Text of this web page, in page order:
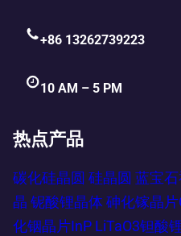
+86 13262739223
10 AM – 5 PM
热点产品
碳化硅晶圆 硅晶圆 蓝宝
晶 铌酸锂晶体 砷化镓晶片
化铟晶片InP LiTaO3钽酸